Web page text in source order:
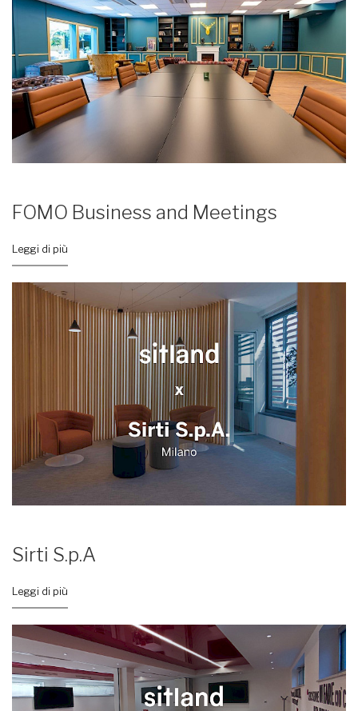
FOMO Business and Meetings
Leggi di più
Sirti S.p.A
Leggi di più